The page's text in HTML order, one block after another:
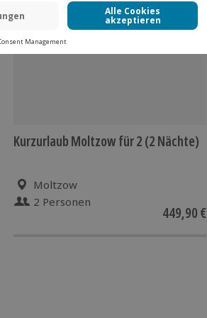
Kurzurlaub Moltzow für 2 (2 Nächte)
Moltzow
2 Personen
449,90 €